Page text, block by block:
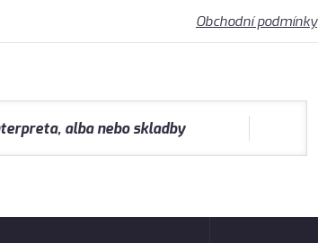
Obchodní podmínky